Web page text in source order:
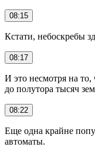
08:15
Кстати, небоскребы
08:17
И это несмотря на
до полутора тысяч
08:22
Еще одна крайне
автоматы.